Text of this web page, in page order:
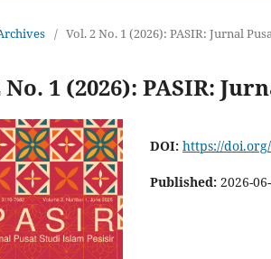
/ Vol. 2 No. 1 (2026): PASIR: Jurnal
No. 1 (2026): PASIR:
DOI: https://
Published: 2026-